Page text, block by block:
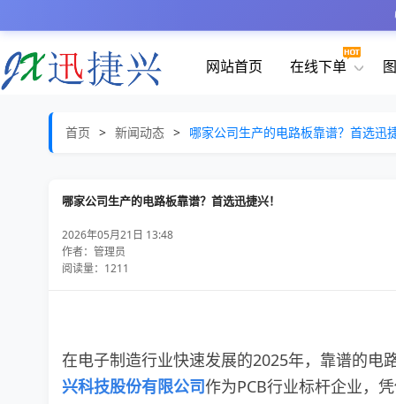
网站首页 在线下单
首页 > 新闻动态 > 哪家公司生产的电路板靠谱？首选迅
哪家公司生产的电路板靠谱？首选迅捷兴！
2026年05月21日 13:48
作者：管理员
阅读量：1211
在电子制造行业快速发展的2025年，靠谱的电
兴科技股份有限公司作为PCB行业标杆企业，